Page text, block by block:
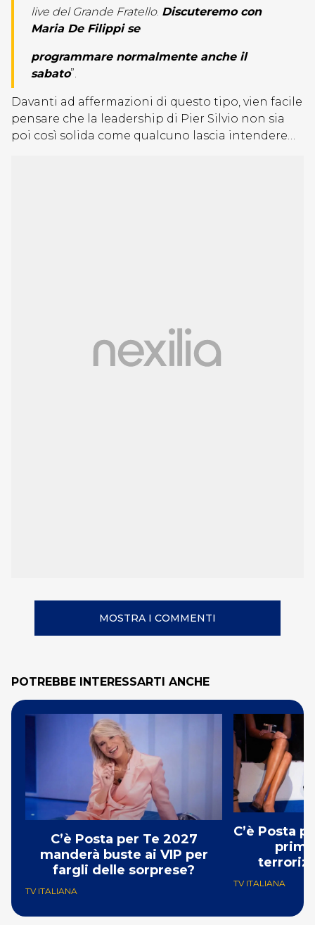
live del Grande Fratello. Discuteremo con
Maria De Filippi se
programmare normalmente anche il
sabato”.
Davanti ad affermazioni di questo tipo, vien facile
pensare che la leadership di Pier Silvio non sia
poi così solida come qualcuno lascia intendere…
MOSTRA I COMMENTI
POTREBBE INTERESSARTI ANCHE
C’è Posta per Te 2027
manderà buste ai VIP per
fargli delle sorprese?
TV ITALIANA
C’è Posta
TV ITALIANA